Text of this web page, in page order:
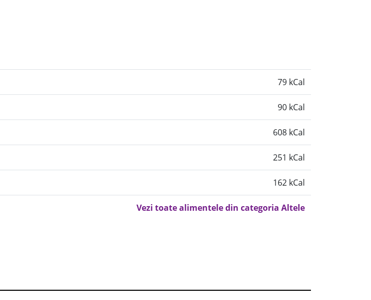
79 kCal
90 kCal
608 kCal
251 kCal
162 kCal
Vezi toate alimentele din categoria Altele